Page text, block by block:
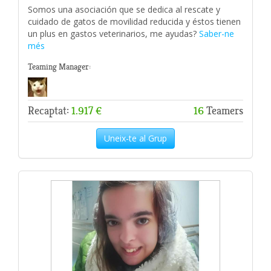
Somos una asociación que se dedica al rescate y
cuidado de gatos de movilidad reducida y éstos tienen
un plus en gastos veterinarios, me ayudas? Saber-ne
més
Teaming Manager:
Recaptat: 1.917 € 16Teamers
Uneix-te al Grup